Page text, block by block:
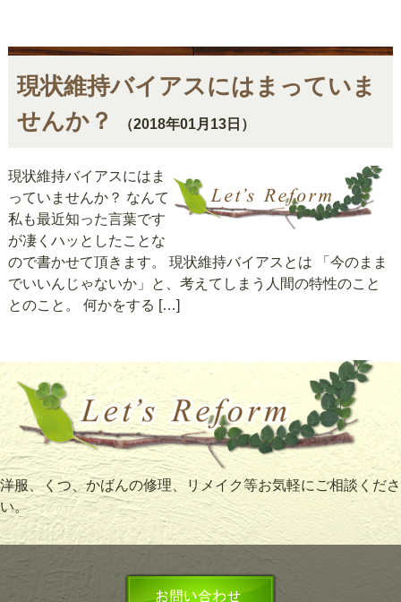
現状維持バイアスにはまっていま
せんか？
（2018年01月13日）
現状維持バイアスにはま
っていませんか？ なんて
私も最近知った言葉です
が凄くハッとしたことな
ので書かせて頂きます。 現状維持バイアスとは 「今のまま
でいいんじゃないか」と、考えてしまう人間の特性のこと
とのこと。 何かをする […]
洋服、くつ、かばんの修理、リメイク等お気軽にご相談くださ
い。